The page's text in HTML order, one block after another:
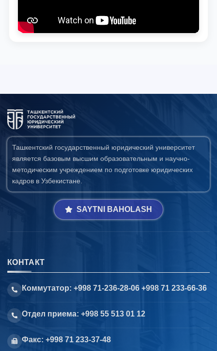
Ташкентский государственный юридический университет
является базовым высшим образовательным и научно-
методическим учреждением по подготовке юридических
кадров в Узбекистане.
SAYTNI BAHOLASH
КОНТАКТ
Коммутатор: +998 71-236-28-06 +998 71 233-66-36
Отдел приема: +998 55 513 01 12
Факс: +998 71 233-37-48